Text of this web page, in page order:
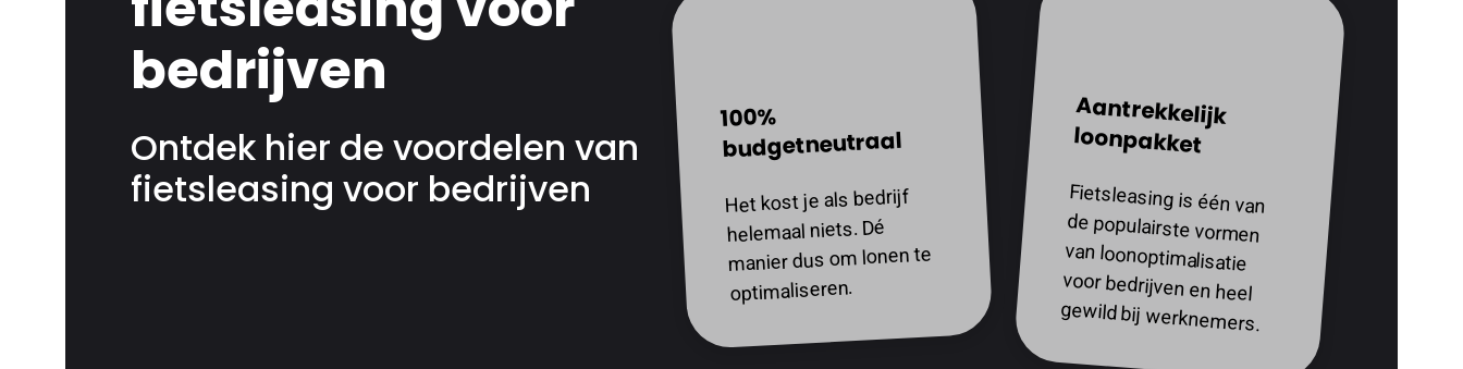
bedrijven
Ontdek hier de voordelen van
fietsleasing voor bedrijven
100%
budgetneutraal
Het kost je als bedrijf
helemaal niets. Dé
manier dus om lonen te
optimaliseren.
Aantrekkelijk
loonpakket
Fietsleasing is één van
de populairste vormen
van loonoptimalisatie
voor bedrijven en heel
gewild bij werknemers.